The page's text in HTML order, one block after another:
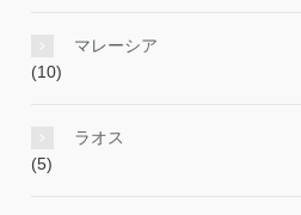
マレーシア
(10)
ラオス
(5)